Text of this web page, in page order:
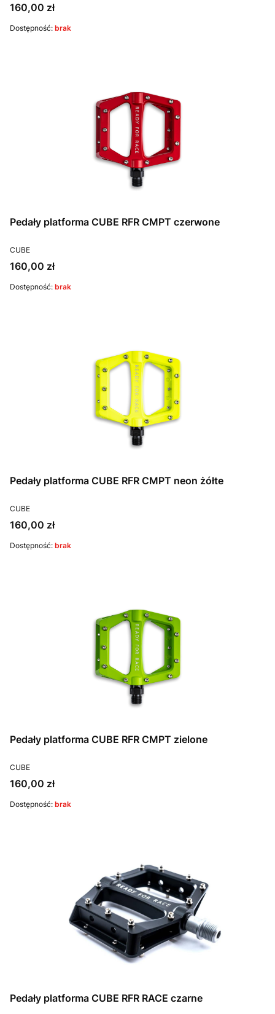
Cena
160,00 zł
Dostępność: brak
Pedały platforma CUBE RFR CMPT czerwone
PRODUCENT
CUBE
Cena
160,00 zł
Dostępność: brak
Pedały platforma CUBE RFR CMPT neon żółte
PRODUCENT
CUBE
Cena
160,00 zł
Dostępność: brak
Pedały platforma CUBE RFR CMPT zielone
PRODUCENT
CUBE
Cena
160,00 zł
Dostępność: brak
Pedały platforma CUBE RFR RACE czarne